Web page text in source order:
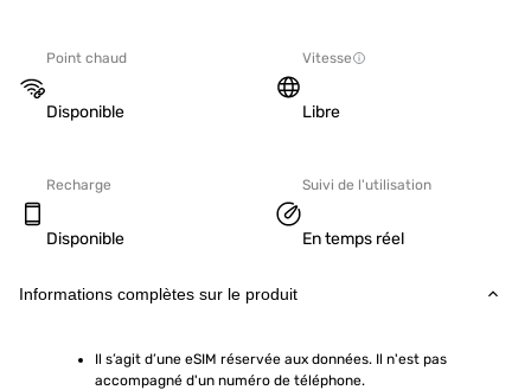
Point chaud
Disponible
Vitesse
Libre
Recharge
Disponible
Suivi de l'utilisation
En temps réel
Informations complètes sur le produit
Il s’agit d’une eSIM réservée aux données. Il n'est pas
accompagné d'un numéro de téléphone.